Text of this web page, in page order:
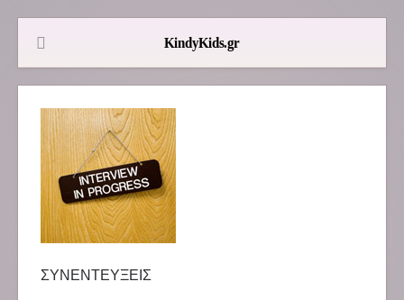
ΣΥΝΕΝΤΕΥΞΕΙΣ